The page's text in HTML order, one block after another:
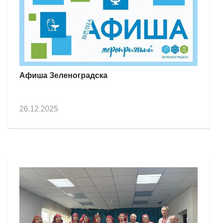
Афиша Зеленоградска
26.12.2025